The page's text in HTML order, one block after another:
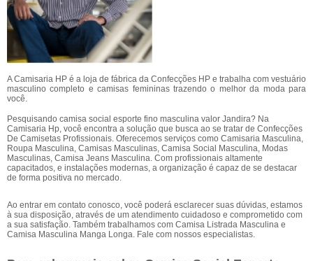
A Camisaria HP é a loja de fábrica da Confecções HP e trabalha com vestuário
masculino completo e camisas femininas trazendo o melhor da moda para
você.
Pesquisando camisa social esporte fino masculina valor Jandira? Na
Camisaria Hp, você encontra a solução que busca ao se tratar de Confecções
De Camisetas Profissionais. Oferecemos serviços como Camisaria Masculina,
Roupa Masculina, Camisas Masculinas, Camisa Social Masculina, Modas
Masculinas, Camisa Jeans Masculina. Com profissionais altamente
capacitados, e instalações modernas, a organização é capaz de se destacar
de forma positiva no mercado.
Ao entrar em contato conosco, você poderá esclarecer suas dúvidas, estamos
à sua disposição, através de um atendimento cuidadoso e comprometido com
a sua satisfação. Também trabalhamos com Camisa Listrada Masculina e
Camisa Masculina Manga Longa. Fale com nossos especialistas.